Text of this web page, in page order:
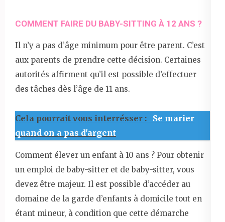
COMMENT FAIRE DU BABY-SITTING À 12 ANS ?
Il n’y a pas d’âge minimum pour être parent. C’est
aux parents de prendre cette décision. Certaines
autorités affirment qu’il est possible d’effectuer
des tâches dès l’âge de 11 ans.
Cela pourrait vous interrésser :
Se marier
quand on a pas d'argent
Comment élever un enfant à 10 ans ? Pour obtenir
un emploi de baby-sitter et de baby-sitter, vous
devez être majeur. Il est possible d’accéder au
domaine de la garde d’enfants à domicile tout en
étant mineur, à condition que cette démarche